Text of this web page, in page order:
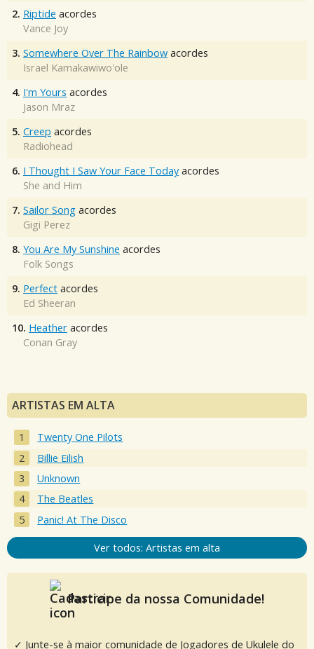
2. Riptide acordes
Vance Joy
3. Somewhere Over The Rainbow acordes
Israel Kamakawiwo'ole
4. I'm Yours acordes
Jason Mraz
5. Creep acordes
Radiohead
6. I Thought I Saw Your Face Today acordes
She and Him
7. Sailor Song acordes
Gigi Perez
8. You Are My Sunshine acordes
Folk Songs
9. Perfect acordes
Ed Sheeran
10. Heather acordes
Conan Gray
ARTISTAS EM ALTA
Twenty One Pilots
Billie Eilish
Unknown
The Beatles
Panic! At The Disco
Ver todos: Artistas em alta
Participe da nossa Comunidade!
✓ Junte-se à maior comunidade de Jogadores de Ukulele do